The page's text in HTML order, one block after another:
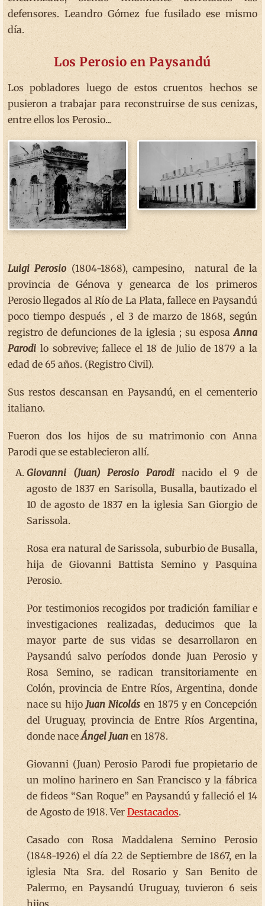
defensores. Leandro Gómez fue fusilado ese mismo
día.
Los Perosio en Paysandú
Los pobladores luego de estos cruentos hechos se
pusieron a trabajar para reconstruirse de sus cenizas,
entre ellos los Perosio...
Luigi Perosio (1804-1868), campesino, natural de la
provincia de Génova y genearca de los primeros
Perosio llegados al Río de La Plata, fallece en Paysandú
poco tiempo después , el 3 de marzo de 1868, según
registro de defunciones de la iglesia ; su esposaAnna
Parodi lo sobrevive; fallece el 18 de Julio de 1879 a la
edad de 65 años. (Registro Civil).
Sus restos descansan en Paysandú, en el cementerio
italiano.
Fueron dos los hijos de su matrimonio con Anna
Parodi que se establecieron allí.
Giovanni (Juan) Perosio Parodi nacido el 9 de
agosto de 1837 en Sarisolla, Busalla, bautizado el
10 de agosto de 1837 en la iglesia San Giorgio de
Sarissola.
Rosa era natural de Sarissola, suburbio de Busalla,
hija de Giovanni Battista Semino y Pasquina
Perosio.
Por testimonios recogidos por tradición familiar e
investigaciones realizadas, deducimos que la
mayor parte de sus vidas se desarrollaron en
Paysandú salvo períodos donde Juan Perosio y
Rosa Semino, se radican transitoriamente en
Colón, provincia de Entre Ríos, Argentina, donde
nace su hijo Juan Nicolás en 1875 y en Concepción
del Uruguay, provincia de Entre Ríos Argentina,
donde naceÁngel Juan en 1878.
Giovanni (Juan) Perosio Parodi fue propietario de
un molino harinero en San Francisco y la fábrica
de fideos “San Roque” en Paysandú y falleció el 14
de Agosto de 1918. Ver Destacados.
Casado con Rosa Maddalena Semino Perosio
(1848-1926) el día 22 de Septiembre de 1867, en la
iglesia Nta Sra. del Rosario y San Benito de
Palermo, en Paysandú Uruguay, tuvieron 6 seis
hijos.